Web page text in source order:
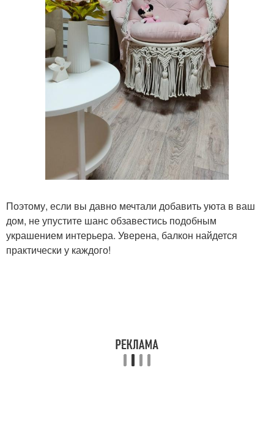
Поэтому, если вы давно мечтали добавить уюта в ваш
дом, не упустите шанс обзавестись подобным
украшением интерьера. Уверена, балкон найдется
практически у каждого!